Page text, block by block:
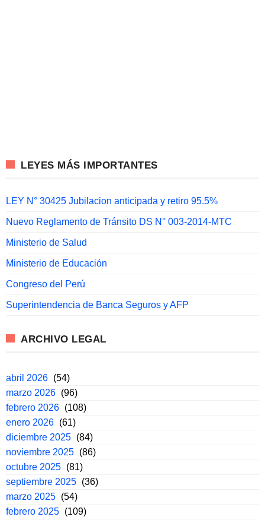
LEYES MÁS IMPORTANTES
LEY N° 30425 Jubilacion anticipada y retiro 95.5%
Nuevo Reglamento de Tránsito DS N° 003-2014-MTC
Ministerio de Salud
Ministerio de Educación
Congreso del Perú
Superintendencia de Banca Seguros y AFP
ARCHIVO LEGAL
abril 2026 (54)
marzo 2026 (96)
febrero 2026 (108)
enero 2026 (61)
diciembre 2025 (84)
noviembre 2025 (86)
octubre 2025 (81)
septiembre 2025 (36)
marzo 2025 (54)
febrero 2025 (109)